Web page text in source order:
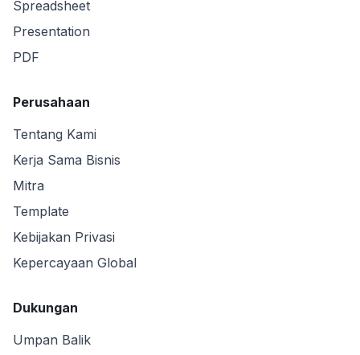
Spreadsheet
Presentation
PDF
Perusahaan
Tentang Kami
Kerja Sama Bisnis
Mitra
Template
Kebijakan Privasi
Kepercayaan Global
Dukungan
Umpan Balik